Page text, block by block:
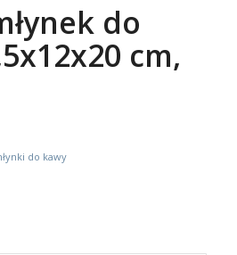
do
cm,
do kawy